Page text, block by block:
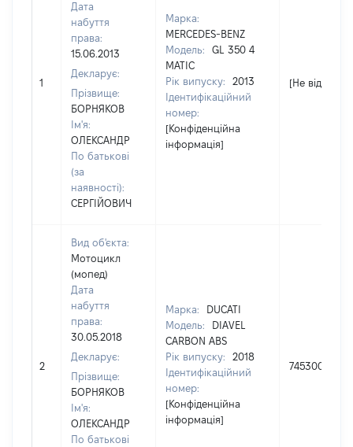
1
Дата
набуття
права:
15.06.2013
Декларує:
Прізвище:
БОРНЯКОВ
Ім'я:
ОЛЕКСАНДР
По батькові
(за
наявності):
СЕРГІЙОВИЧ
Марка:
MERCEDES-BENZ
Модель:
GL 350 4
MATIC
Рік випуску:
2013
Ідентифікаційний
номер:
[Конфіденційна
інформація]
[Не відомо]
2
Вид об'єкта:
Мотоцикл
(мопед)
Дата
набуття
права:
30.05.2018
Декларує:
Прізвище:
БОРНЯКОВ
Ім'я:
ОЛЕКСАНДР
По батькові
Марка:
DUCATI
Модель:
DIAVEL
CARBON ABS
Рік випуску:
2018
Ідентифікаційний
номер:
[Конфіденційна
інформація]
745300